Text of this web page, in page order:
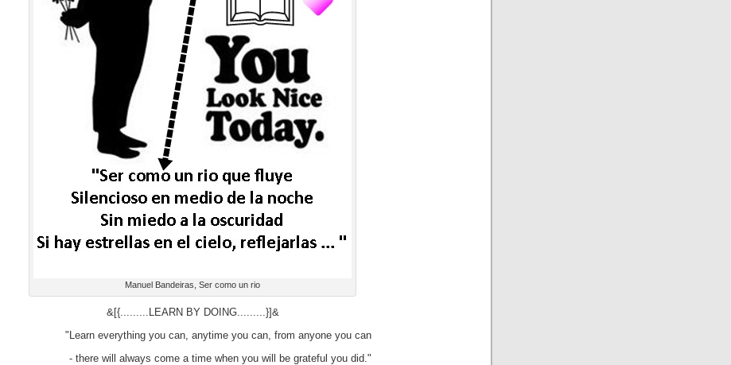
Manuel Bandeiras, Ser como un rio
&[{.........LEARN BY DOING.........}]&
"Learn everything you can, anytime you can, from anyone you can
- there will always come a time when you will be grateful you did."